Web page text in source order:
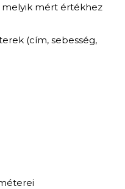
mért értékhez
(cím, sebesség,